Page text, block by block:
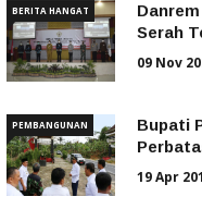
BERITA HANGAT
Serah
09 Nov
PEMBANGUNAN
Bupati
19 Apr